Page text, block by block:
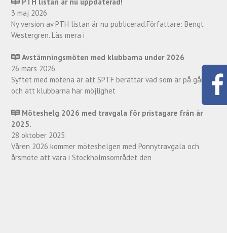
3 maj 2026
Ny version av PTH listan är nu publicerad.Författare: Bengt
Westergren. Läs mera i
Avstämningsmöten med klubbarna under 2026
26 mars 2026
Syftet med mötena är att SPTF berättar vad som är på gång
och att klubbarna har möjlighet
Möteshelg 2026 med travgala för pristagare från år
2025.
28 oktober 2025
Våren 2026 kommer möteshelgen med Ponnytravgala och
årsmöte att vara i Stockholmsområdet den